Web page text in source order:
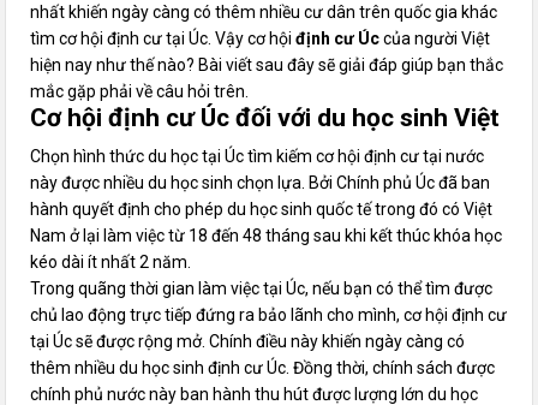
nhất khiến ngày càng có thêm nhiều cư dân trên quốc gia khác
tìm cơ hội định cư tại Úc. Vậy cơ hội định cư Úccủa người Việt
hiện nay như thế nào? Bài viết sau đây sẽ giải đáp giúp bạn thắc
mắc gặp phải về câu hỏi trên.
Cơ hội định cư Úc đối với du học sinh Việt
Chọn hình thức du học tại Úc tìm kiếm cơ hội định cư tại nước
này được nhiều du học sinh chọn lựa. Bởi Chính phủ Úc đã ban
hành quyết định cho phép du học sinh quốc tế trong đó có Việt
Nam ở lại làm việc từ 18 đến 48 tháng sau khi kết thúc khóa học
kéo dài ít nhất 2 năm.
Trong quãng thời gian làm việc tại Úc, nếu bạn có thể tìm được
chủ lao động trực tiếp đứng ra bảo lãnh cho mình, cơ hội định cư
tại Úc sẽ được rộng mở. Chính điều này khiến ngày càng có
thêm nhiều du học sinh định cư Úc. Đồng thời, chính sách được
chính phủ nước này ban hành thu hút được lượng lớn du học